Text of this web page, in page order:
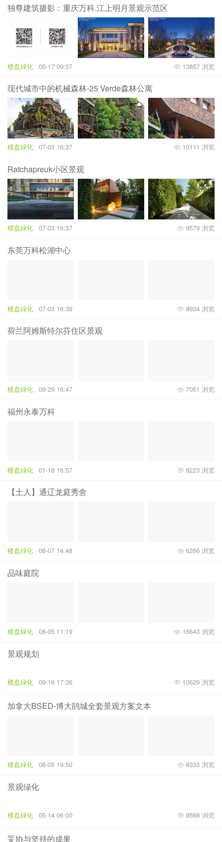
独尊建筑摄影：重庆万科.江上明月景观示范区
楼盘緑化 05-17 09:57 13857 浏览
现代城市中的机械森林-25 Verde森林公寓
楼盘緑化 07-03 16:37 10111 浏览
Ratchapreuk小区景观
楼盘緑化 07-03 16:37 9579 浏览
东莞万科松湖中心
楼盘緑化 07-03 16:39 8934 浏览
荷兰阿姆斯特尔芬住区景观
楼盘緑化 09-29 16:47 7061 浏览
福州永泰万科
楼盘緑化 01-18 16:57 8223 浏览
【土人】通辽龙庭秀舍
楼盘緑化 08-07 14:48 6266 浏览
品味庭院
楼盘緑化 08-05 11:19 16643 浏览
景观规划
楼盘緑化 09-16 17:36 10629 浏览
加拿大BSED-博大鹃城全套景观方案文本
楼盘緑化 06-05 19:50 8333 浏览
景观绿化
楼盘緑化 05-14 06:00 9568 浏览
妥协与坚持的成果